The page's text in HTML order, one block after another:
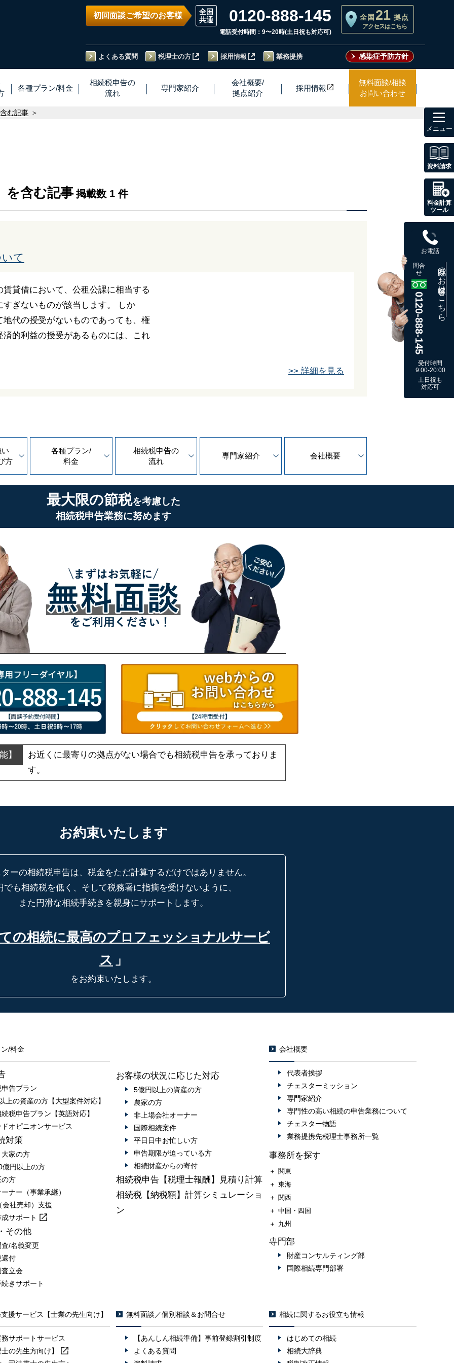
初回面談ご希望のお客様 0120-888-145
電話受付時間：9〜20時(土日祝も対応可)
全国 21 拠点
アクセスはこちら
よくある質問 税理士の方 採用情報 業務提携 感染症予防方針
各種プラン/料金
相続税申告の
流れ
専門家紹介
会社概要/
拠点紹介
採用情報
無料面談/相談
お問い合わせ
む記事
を含む記事 掲載数 1 件
て
貸借において、公租公課に相当する
ぎないものが該当します。 しか
代の授受がないものであっても、権
的利益の授受があるものには、これ
>> 詳細を見る
方
各種プラン/
料金
相続税申告の
流れ
専門家紹介 会社概要
最大限の節税を考慮した
相続税申告業務に努めます
お近くに最寄りの拠点がない場合でも相続税申告を承っておりま
す。
お約束いたします
ーの相続税申告は、税金をただ計算するだけではありません。
でも相続税を低く、そして税務署に指摘を受けないように、
また円滑な相続手続きを親身にサポートします。
の相続に最高のプロフェッショナルサービ
ス 」
をお約束いたします。
資料請求
料金計算
ツール
お電話
問合
せ
0120-888-145
既存のお客様はこちら
受付時間
9:00-20:00
土日祝も
対応可
/料金
告プラン
上の資産の方【大型案件対応】
税申告プラン【英語対応】
オピニオンサービス
対策
家の方
億円以上の方
の方
ナー（事業承継）
会社売却）支援
成サポート
その他
/名義変更
還付
立会
きサポート
お客様の状況に応じた対応
5億円以上の資産の方
農家の方
非上場会社オーナー
国際相続案件
平日日中お忙しい方
申告期限が迫っている方
相続財産からの寄付
相続税申告【税理士報酬】見積り計算
相続税【納税額】計算シミュレーショ
ン
会社概要
代表者挨拶
チェスターミッション
専門家紹介
専門性の高い相続の申告業務について
チェスター物語
業務提携先税理士事務所一覧
事務所を探す
＋ 関東
＋ 東海
＋ 関西
＋ 中国・四国
＋ 九州
専門部
財産コンサルティング部
国際相続専門部署
援サービス【士業の先生向け】
サポートサービス
の先生方向け】
無料面談／個別相談＆お問合せ
【あんしん相続準備】事前登録割引制度
よくある質問
相続に関するお役立ち情報
はじめての相続
相続大辞典